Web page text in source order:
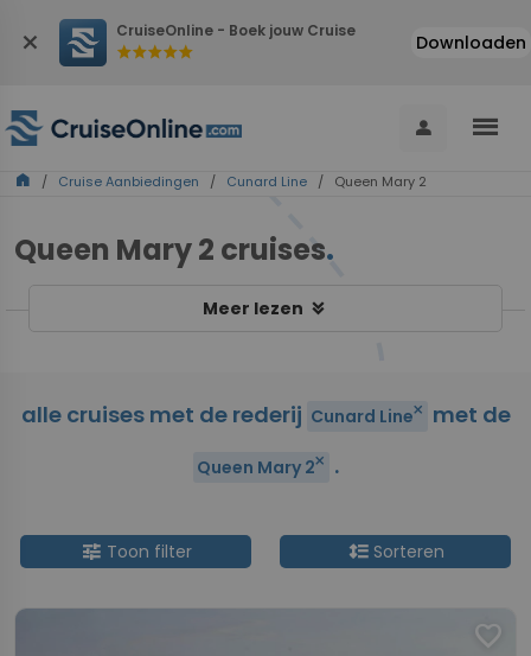
close CruiseOnline - Boek jouw Cruise
starstarstarstarstar Downloaden
person menu
home / Cruise Aanbiedingen / Cunard Line / Queen Mary 2
Queen Mary 2 cruises.
Meer lezen keyboard_double_arrow_down
alle cruises met de rederij Cunard Lineclose met de
Queen Mary 2close .
tune Toon filter format_line_spacingSorteren
favorite